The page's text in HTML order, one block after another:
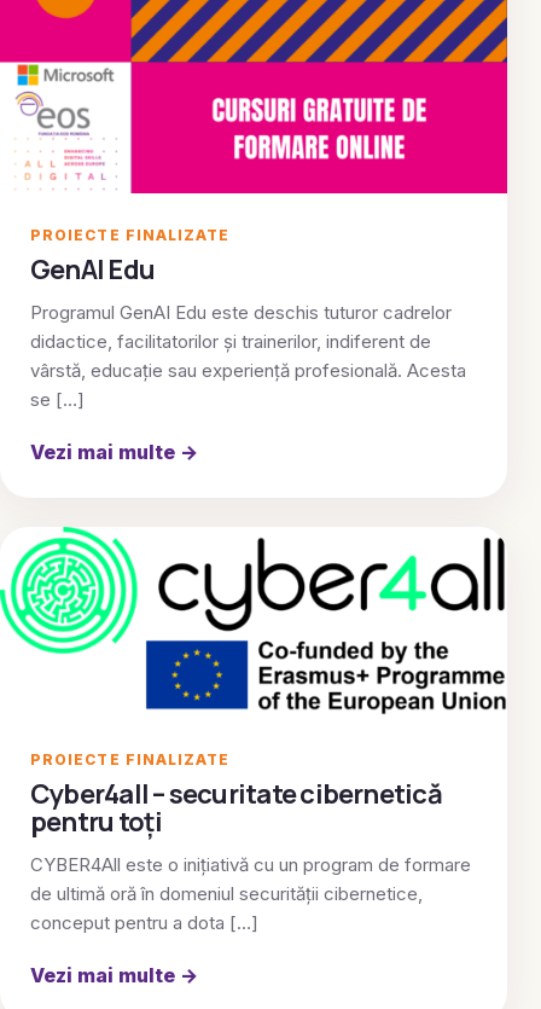
PROIECTE FINALIZATE
GenAI Edu
Programul GenAI Edu este deschis tuturor cadrelor
didactice, facilitatorilor și trainerilor, indiferent de
vârstă, educație sau experiență profesională. Acesta
se […]
Vezi mai multe →
PROIECTE FINALIZATE
Cyber4all – securitate cibernetică
pentru toți
CYBER4All este o inițiativă cu un program de formare
de ultimă oră în domeniul securității cibernetice,
conceput pentru a dota […]
Vezi mai multe →